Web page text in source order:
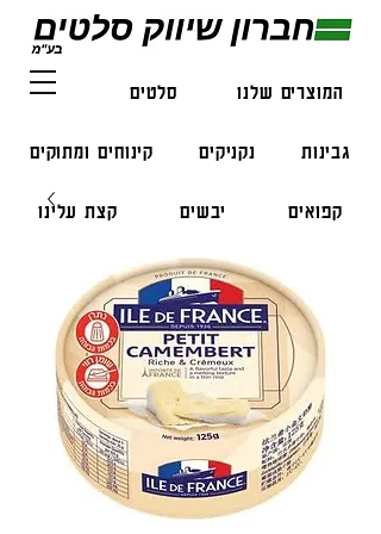
המוצרים שלנו סלטים דגים
גבינות נקניקים קינוחים ומתוקים
קפואים יבשים קצת עלינו
צור קשר